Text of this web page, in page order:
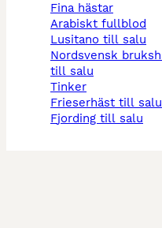
fina hästar
arabiskt fullblod
lusitano till salu
nordsvensk brukshäst
till salu
tinker
frieserhäst till salu
fjording till salu